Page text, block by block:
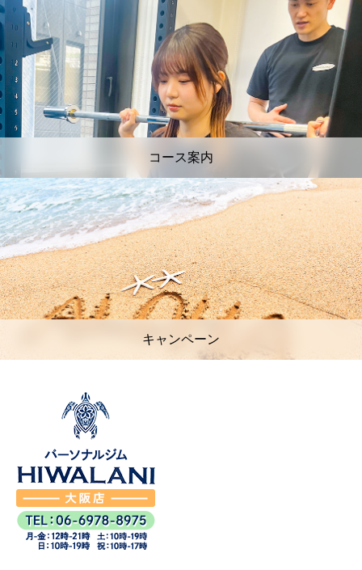
コース案内
キャンペーン